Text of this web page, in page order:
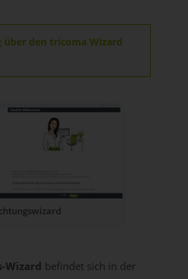
über den tricoma Wizard
Wizard befindet sich in der